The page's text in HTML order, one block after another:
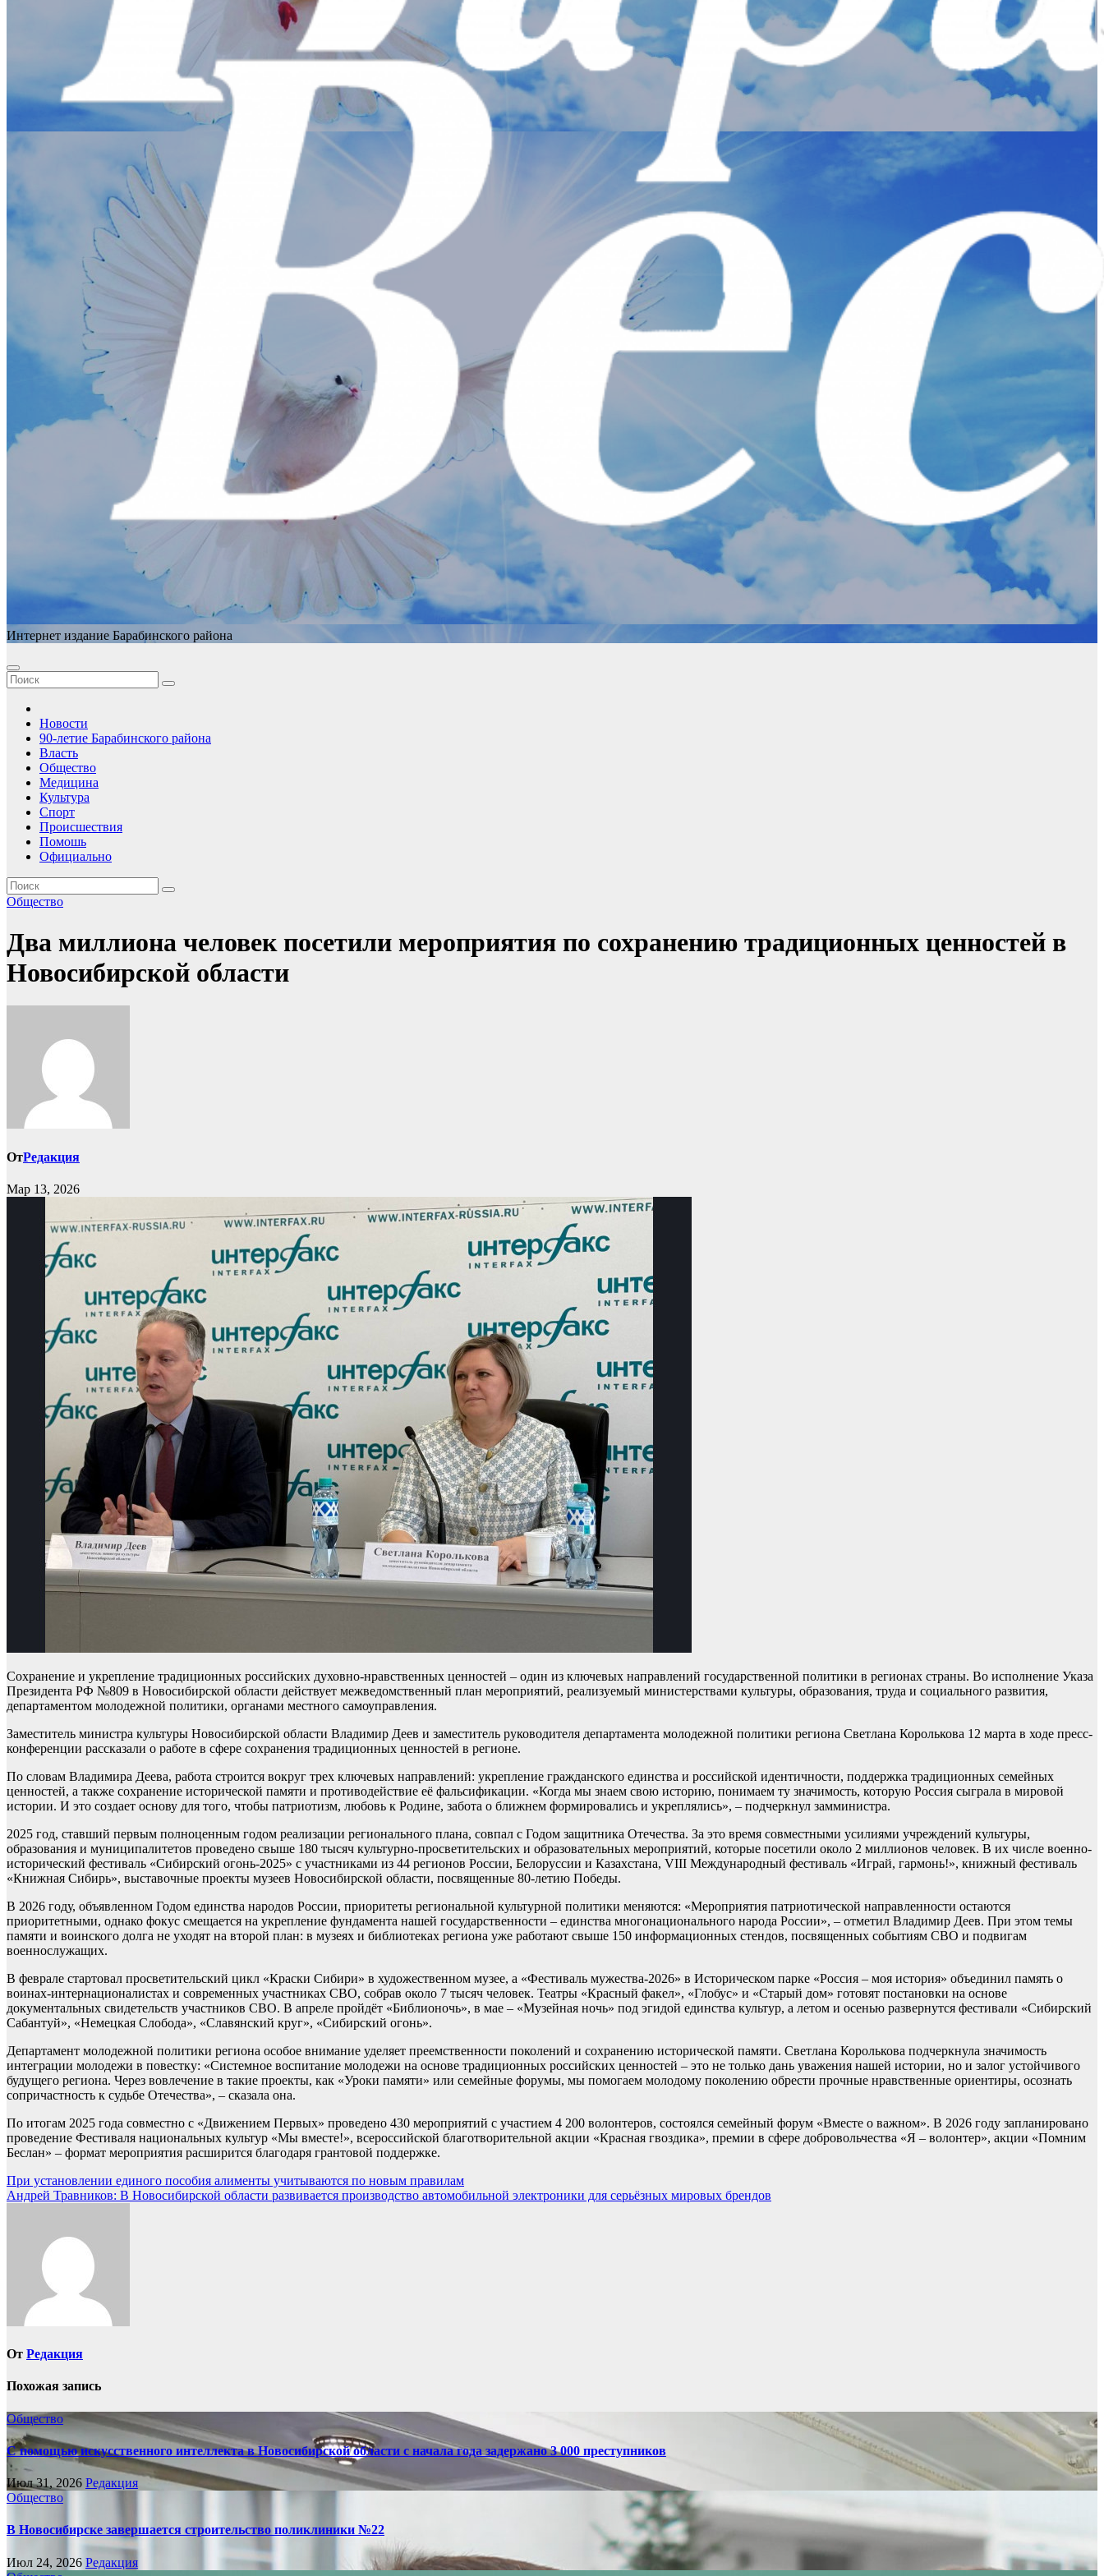
Интернет издание Барабинского района
Новости
90-летие Барабинского района
Власть
Общество
Медицина
Культура
Спорт
Происшествия
Помошь
Официально
Общество
Два миллиона человек посетили мероприятия по сохранению традиционных ценностей в
Новосибирской области
ОтРедакция
Мар 13, 2026
Сохранение и укрепление традиционных российских духовно-нравственных ценностей – один из ключевых направлений государственной политики в регионах страны. Во исполнение Указа
Президента РФ №809 в Новосибирской области действует межведомственный план мероприятий, реализуемый министерствами культуры, образования, труда и социального развития,
департаментом молодежной политики, органами местного самоуправления.
Заместитель министра культуры Новосибирской области Владимир Деев и заместитель руководителя департамента молодежной политики региона Светлана Королькова 12 марта в ходе пресс-
конференции рассказали о работе в сфере сохранения традиционных ценностей в регионе.
По словам Владимира Деева, работа строится вокруг трех ключевых направлений: укрепление гражданского единства и российской идентичности, поддержка традиционных семейных
ценностей, а также сохранение исторической памяти и противодействие её фальсификации. «Когда мы знаем свою историю, понимаем ту значимость, которую Россия сыграла в мировой
истории. И это создает основу для того, чтобы патриотизм, любовь к Родине, забота о ближнем формировались и укреплялись», – подчеркнул замминистра.
2025 год, ставший первым полноценным годом реализации регионального плана, совпал с Годом защитника Отечества. За это время совместными усилиями учреждений культуры,
образования и муниципалитетов проведено свыше 180 тысяч культурно-просветительских и образовательных мероприятий, которые посетили около 2 миллионов человек. В их числе военно-
исторический фестиваль «Сибирский огонь-2025» с участниками из 44 регионов России, Белоруссии и Казахстана, VIII Международный фестиваль «Играй, гармонь!», книжный фестиваль
«Книжная Сибирь», выставочные проекты музеев Новосибирской области, посвященные 80-летию Победы.
В 2026 году, объявленном Годом единства народов России, приоритеты региональной культурной политики меняются: «Мероприятия патриотической направленности остаются
приоритетными, однако фокус смещается на укрепление фундамента нашей государственности – единства многонационального народа России», – отметил Владимир Деев. При этом темы
памяти и воинского долга не уходят на второй план: в музеях и библиотеках региона уже работают свыше 150 информационных стендов, посвященных событиям СВО и подвигам
военнослужащих.
В феврале стартовал просветительский цикл «Краски Сибири» в художественном музее, а «Фестиваль мужества-2026» в Историческом парке «Россия – моя история» объединил память о
воинах-интернационалистах и современных участниках СВО, собрав около 7 тысяч человек. Театры «Красный факел», «Глобус» и «Старый дом» готовят постановки на основе
документальных свидетельств участников СВО. В апреле пройдёт «Библионочь», в мае – «Музейная ночь» под эгидой единства культур, а летом и осенью развернутся фестивали «Сибирский
Сабантуй», «Немецкая Слобода», «Славянский круг», «Сибирский огонь».
Департамент молодежной политики региона особое внимание уделяет преемственности поколений и сохранению исторической памяти. Светлана Королькова подчеркнула значимость
интеграции молодежи в повестку: «Системное воспитание молодежи на основе традиционных российских ценностей – это не только дань уважения нашей истории, но и залог устойчивого
будущего региона. Через вовлечение в такие проекты, как «Уроки памяти» или семейные форумы, мы помогаем молодому поколению обрести прочные нравственные ориентиры, осознать
сопричастность к судьбе Отечества», – сказала она.
По итогам 2025 года совместно с «Движением Первых» проведено 430 мероприятий с участием 4 200 волонтеров, состоялся семейный форум «Вместе о важном». В 2026 году запланировано
проведение Фестиваля национальных культур «Мы вместе!», всероссийской благотворительной акции «Красная гвоздика», премии в сфере добровольчества «Я – волонтер», акции «Помним
Беслан» – формат мероприятия расширится благодаря грантовой поддержке.
Навигация
по
При установлении единого пособия алименты учитываются по новым правилам
Андрей Травников: В Новосибирской области развивается производство автомобильной электроники для серьёзных мировых брендов
От Редакция
Похожая запись
Общество
С помощью искусственного интеллекта в Новосибирской области с начала года задержано 3 000 преступников
Июл 31, 2026 Редакция
Общество
В Новосибирске завершается строительство поликлиники №22
Июл 24, 2026 Редакция